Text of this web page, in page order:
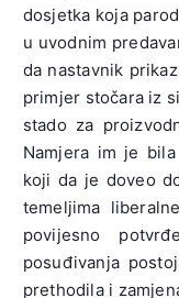
dosjetka koja
u uvodnim
da nastavnik
primjer stočara iz
stado za
Namjera im je
koji da je doveo
temeljima
povijesno
posuđivanja
prethodila i